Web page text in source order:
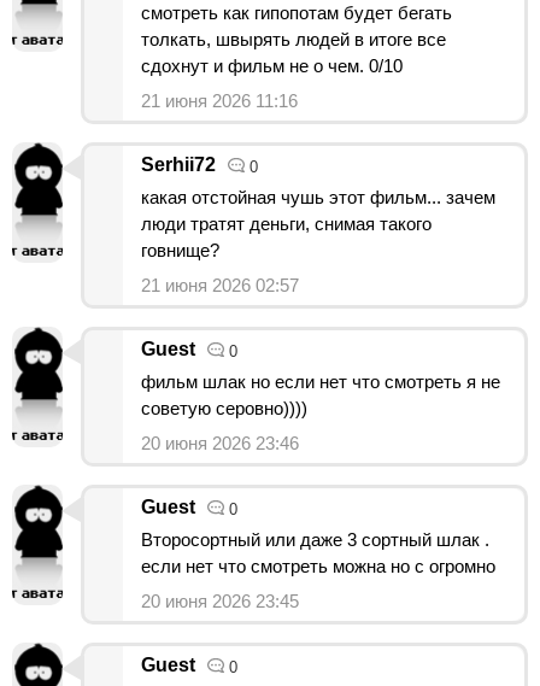
смотреть как гипопотам будет бегать
толкать, швырять людей в итоге все
сдохнут и фильм не о чем. 0/10
21 июня 2026 11:16
Serhii72 0
какая отстойная чушь этот фильм... зачем
люди тратят деньги, снимая такого
говнище?
21 июня 2026 02:57
Guest 0
фильм шлак но если нет что смотреть я не
советую серовно))))
20 июня 2026 23:46
Guest 0
Второсортный или даже 3 сортный шлак .
если нет что смотреть можна но с огромно
20 июня 2026 23:45
Guest 0